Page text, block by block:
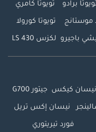
برادو تويوتا كامري
موستانج تويوتا كورولا
باجيرو لكزس LS 430
نيسان كيكس جيتور G700
نيسان إكس تريل
فورد تيريتوري